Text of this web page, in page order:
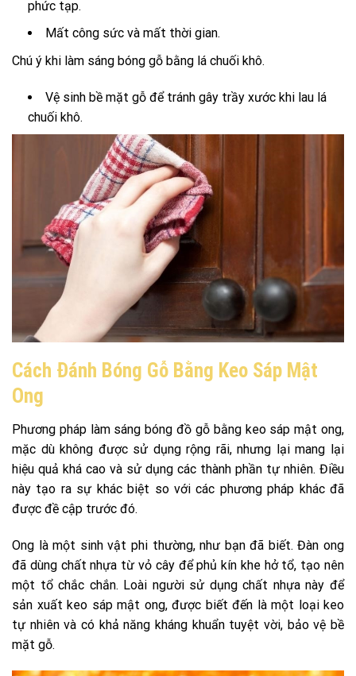
phức tạp.
Mất công sức và mất thời gian.
Chú ý khi làm sáng bóng gỗ bằng lá chuối khô.
Vệ sinh bề mặt gỗ để tránh gây trầy xước khi lau lá
chuối khô.
Cách Đánh Bóng Gỗ Bằng Keo Sáp Mật
Ong
Phương pháp làm sáng bóng đồ gỗ bằng keo sáp mật ong,
mặc dù không được sử dụng rộng rãi, nhưng lại mang lại
hiệu quả khá cao và sử dụng các thành phần tự nhiên. Điều
này tạo ra sự khác biệt so với các phương pháp khác đã
được đề cập trước đó.
Ong là một sinh vật phi thường, như bạn đã biết. Đàn ong
đã dùng chất nhựa từ vỏ cây để phủ kín khe hở tổ, tạo nên
một tổ chắc chắn. Loài người sử dụng chất nhựa này để
sản xuất keo sáp mật ong, được biết đến là một loại keo
tự nhiên và có khả năng kháng khuẩn tuyệt vời, bảo vệ bề
mặt gỗ.